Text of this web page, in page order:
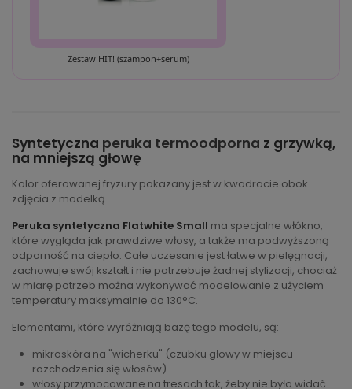
Zestaw HIT! (szampon+serum)
Syntetyczna peruka termoodporna z grzywką,
na mniejszą głowę
Kolor oferowanej fryzury pokazany jest w kwadracie obok
zdjęcia z modelką.
Peruka syntetyczna Flatwhite Small ma specjalne włókno,
które wygląda jak prawdziwe włosy, a także ma podwyższoną
odporność na ciepło. Całe uczesanie jest łatwe w pielęgnacji,
zachowuje swój kształt i nie potrzebuje żadnej stylizacji, chociaż
w miarę potrzeb można wykonywać modelowanie z użyciem
temperatury maksymalnie do 130°C.
Elementami, które wyróżniają bazę tego modelu, są:
mikroskóra na "wicherku" (czubku głowy w miejscu
rozchodzenia się włosów)
włosy przymocowane na tresach tak, żeby nie było widać